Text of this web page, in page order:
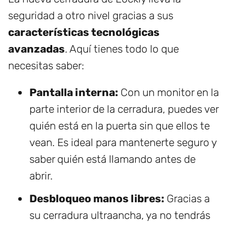
seguridad a otro nivel gracias a sus
características tecnológicas
avanzadas. Aquí tienes todo lo que
necesitas saber:
Pantalla interna: Con un monitor en la
parte interior de la cerradura, puedes ver
quién está en la puerta sin que ellos te
vean. Es ideal para mantenerte seguro y
saber quién está llamando antes de
abrir.
Desbloqueo manos libres: Gracias a
su cerradura ultraancha, ya no tendrás